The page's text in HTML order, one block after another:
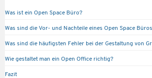
Was ist ein Open Space Büro?
Was sind die Vor- und Nachteile eines Open Space
Was sind die häufigsten Fehler bei der Gestaltung von
Wie gestaltet man ein Open Office richtig?
Fazit